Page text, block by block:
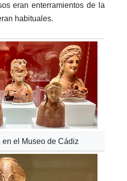
eran enterramientos de la
habituales.
en el Museo de Cádiz